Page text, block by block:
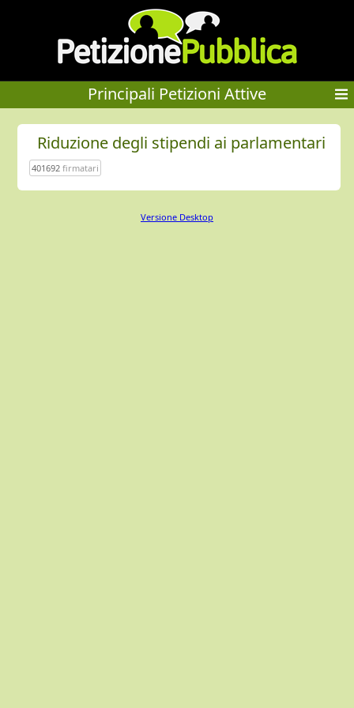
Principali Petizioni Attive
Riduzione degli stipendi ai parlamentari
401692firmatari
Versione Desktop